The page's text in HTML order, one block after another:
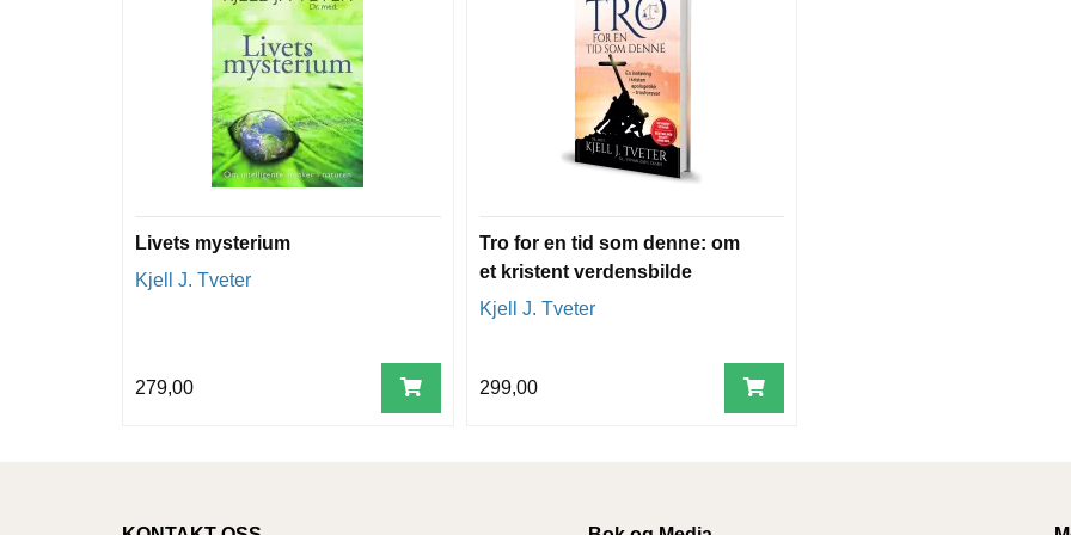
Livets mysterium
Kjell J. Tveter
279,00
Tro for en tid som denne: om
et kristent verdensbilde
Kjell J. Tveter
299,00